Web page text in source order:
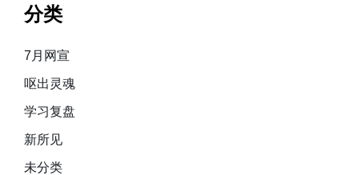
分类
7月网宣
呕出灵魂
学习复盘
新所见
未分类